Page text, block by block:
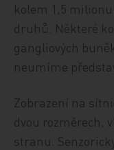
kolem 1,5
druhů. Některé
gangliových
neumíme
Zobrazení na
dvou rozměrech,
stranu.